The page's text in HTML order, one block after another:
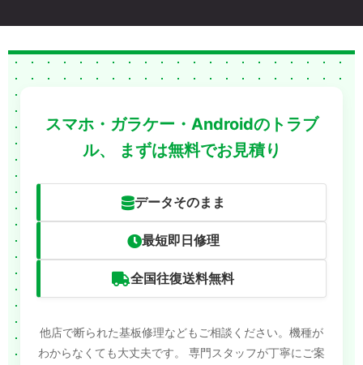
スマホ・ガラケー・Androidのトラブ
ル、
まずは無料でお見積り
データそのまま
最短即日修理
全国往復送料無料
他店で断られた基板修理などもご相談ください。機種が
わからなくても大丈夫です。
専門スタッフが丁寧にご案